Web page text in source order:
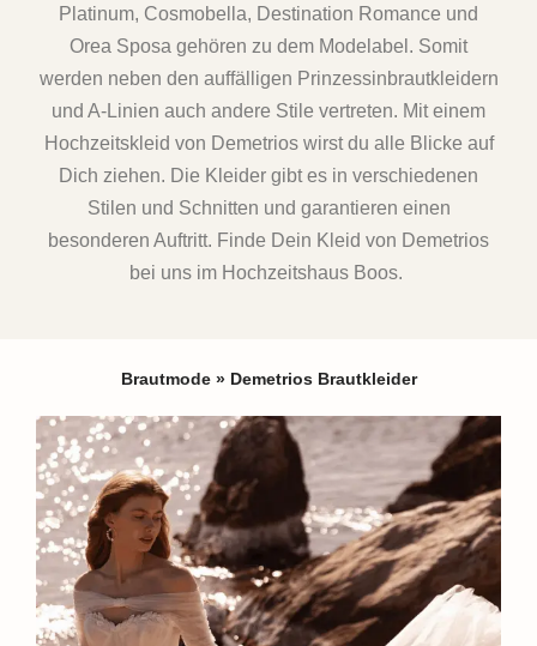
Platinum, Cosmobella, Destination Romance und
Orea Sposa gehören zu dem Modelabel. Somit
werden neben den auffälligen Prinzessinbrautkleidern
und A-Linien auch andere Stile vertreten. Mit einem
Hochzeitskleid von Demetrios wirst du alle Blicke auf
Dich ziehen. Die Kleider gibt es in verschiedenen
Stilen und Schnitten und garantieren einen
besonderen Auftritt. Finde Dein Kleid von Demetrios
bei uns im Hochzeitshaus Boos.
Brautmode» Demetrios Brautkleider